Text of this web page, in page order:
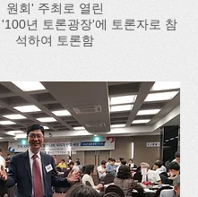
원회' 주최로 열린
년 토론광장'에 토론자로 참
석하여 토론함